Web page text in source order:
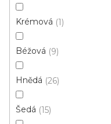
Krémová 1
Béžová 9
Hnědá 26
Šedá 15